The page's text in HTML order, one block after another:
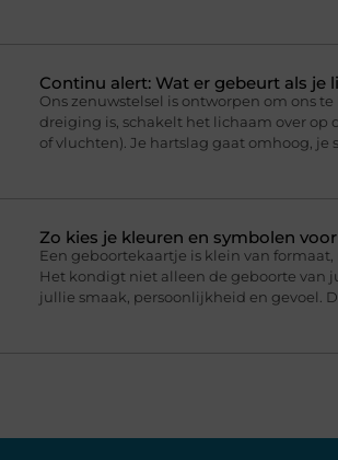
Continu alert: Wat er gebeurt als
Ons zenuwstelsel is ontworpen om ons
dreiging is, schakelt het lichaam over
of vluchten). Je hartslag gaat omhoog, je
Zo kies je kleuren en symbolen
Een geboortekaartje is klein van
Het kondigt niet alleen de geboorte van
jullie smaak, persoonlijkheid en gevoel.